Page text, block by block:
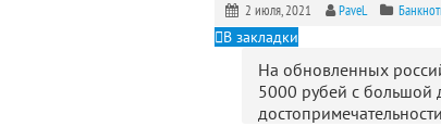
2 июля, 2021 PaveL
В закладки
На обновленных
5000 рубей с большой